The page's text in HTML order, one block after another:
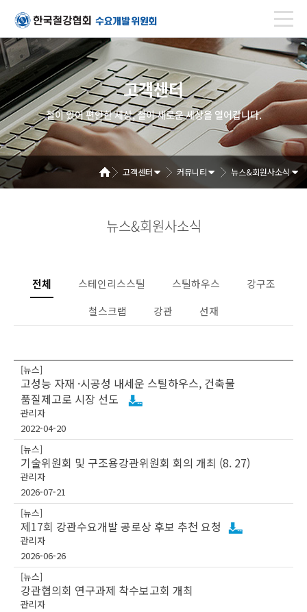
고객센터
철이 있어 편안한 세상, 철이 새로운 세상을 열어갑니다.
고객센터 커뮤니티 뉴스&회원사소식
뉴스&회원사소식
전체 스테인리스스틸 스틸하우스
강구조
철스크랩
강관 선재
[뉴스]
고성능 자재 ·시공성 내세운 스틸하우스, 건축물
품질제고로 시장 선도
관리자
2022-04-20
[뉴스]
기술위원회 및 구조용강관위원회 회의 개최 (8. 27)
관리자
2026-07-21
[뉴스]
제17회 강관수요개발 공로상 후보 추천 요청
관리자
2026-06-26
[뉴스]
강관협의회 연구과제 착수보고회 개최
관리자